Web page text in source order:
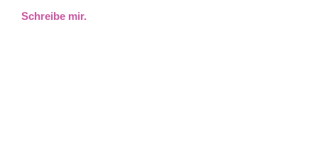
Schreibe mir.